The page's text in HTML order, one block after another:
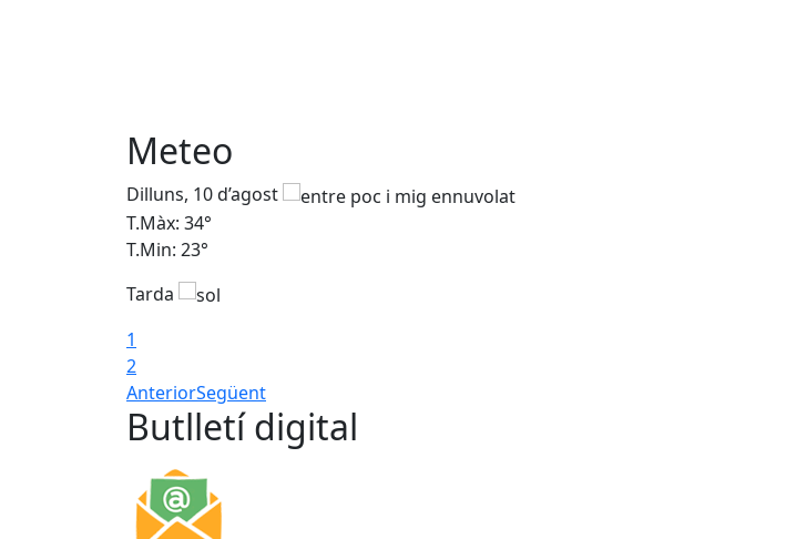
Meteo
Dilluns, 10 d’agost
T.Màx: 34°
T.Min: 23°
Tarda
1
2
AnteriorSegüent
Butlletí digital